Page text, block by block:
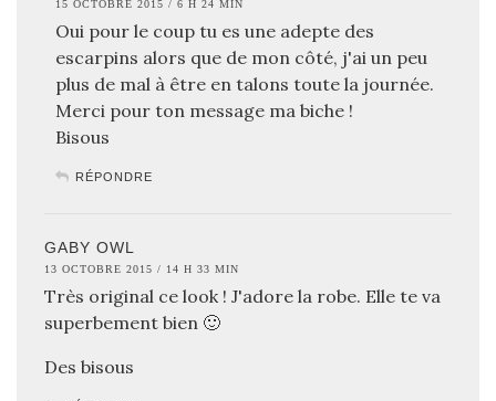
15 OCTOBRE 2015 / 6 H 24 MIN
Oui pour le coup tu es une adepte des
escarpins alors que de mon côté, j'ai un peu
plus de mal à être en talons toute la journée.
Merci pour ton message ma biche !
Bisous
RÉPONDRE
GABY OWL
13 OCTOBRE 2015 / 14 H 33 MIN
Très original ce look ! J'adore la robe. Elle te va
superbement bien 🙂
Des bisous